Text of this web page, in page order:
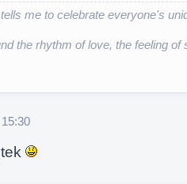
me to celebrate everyone's
the rhythm of love, the feeling of